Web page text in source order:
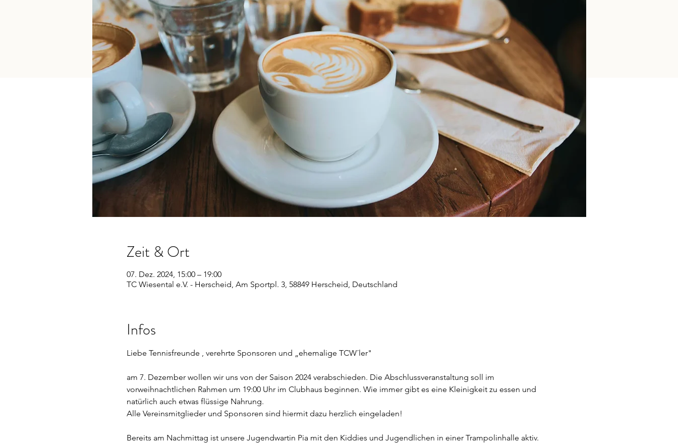
Zeit & Ort
07. Dez. 2024, 15:00 – 19:00
TC Wiesental e.V. - Herscheid, Am Sportpl. 3, 58849 Herscheid, Deutschland
Infos
Liebe Tennisfreunde , verehrte Sponsoren und „ehemalige TCW´ler"
am 7. Dezember wollen wir uns von der Saison 2024 verabschieden. Die Abschlussveranstaltung soll im
vorweihnachtlichen Rahmen um 19:00 Uhr im Clubhaus beginnen. Wie immer gibt es eine Kleinigkeit zu essen und
natürlich auch etwas flüssige Nahrung.
Alle Vereinsmitglieder und Sponsoren sind hiermit dazu herzlich eingeladen!
Bereits am Nachmittag ist unsere Jugendwartin Pia mit den Kiddies und Jugendlichen in einer Trampolinhalle aktiv.